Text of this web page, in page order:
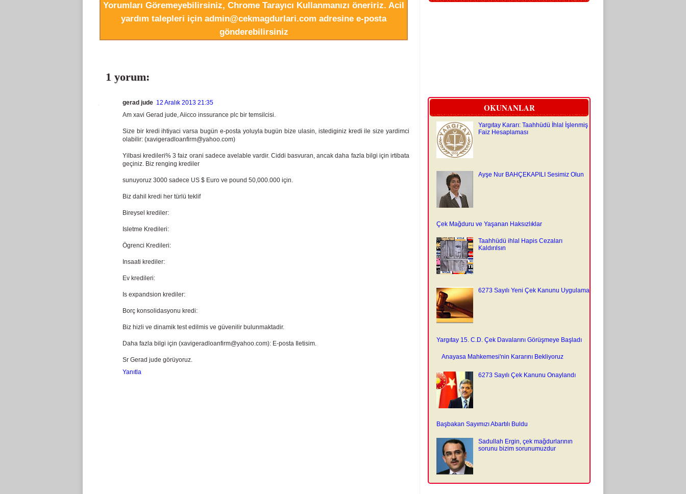
Yorumları Göremeyebilirsiniz, Chrome Tarayıcı Kullanmanızı öneririz. Acil
yardım talepleri için admin@cekmagdurlari.com adresine e-posta
gönderebilirsiniz
1 yorum:
gerad jude 12 Aralık 2013 21:35
Am xavi Gerad jude, Aiicco inssurance plc bir temsilcisi.
Size bir kredi ihtiyaci varsa bugün e-posta yoluyla bugün bize ulasin, istediginiz kredi ile size yardimci
olabilir: (xavigeradloanfirm@yahoo.com)
Yilbasi kredileri% 3 faiz orani sadece avelable vardir. Ciddi basvuran, ancak daha fazla bilgi için irtibata
geçiniz. Biz renging krediler
sunuyoruz 3000 sadece US $ Euro ve pound 50,000.000 için.
Biz dahil kredi her türlü teklif
Bireysel krediler:
Isletme Kredileri:
Ögrenci Kredileri:
Insaati krediler:
Ev kredileri:
Is expandsion krediler:
Borç konsolidasyonu kredi:
Biz hizli ve dinamik test edilmis ve güvenilir bulunmaktadir.
Daha fazla bilgi için (xavigeradloanfirm@yahoo.com): E-posta Iletisim.
Sr Gerad jude görüyoruz.
Yanıtla
OKUNANLAR
Yargıtay Kararı: Taahhüdü İhlal İşlenmiş
Faiz Hesaplaması
Ayşe Nur BAHÇEKAPILI Sesimiz Olun
Çek Mağduru ve Yaşanan Haksızlıklar
Taahhüdü ihlal Hapis Cezaları
Kaldırılsın
6273 Sayılı Yeni Çek Kanunu Uygulama
Yargıtay 15. C.D. Çek Davalarını Görüşmeye Başladı
Anayasa Mahkemesi'nin Kararını Bekliyoruz
6273 Sayılı Çek Kanunu Onaylandı
Başbakan Sayımızı Abartılı Buldu
Sadullah Ergin, çek mağdurlarının
sorunu bizim sorunumuzdur